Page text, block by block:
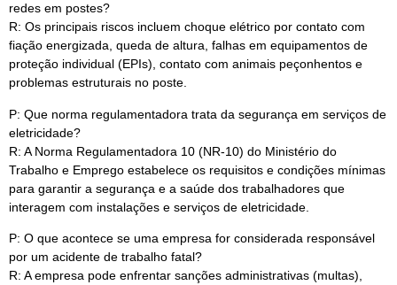
redes em postes?
R: Os principais riscos incluem choque elétrico por contato com
fiação energizada, queda de altura, falhas em equipamentos de
proteção individual (EPIs), contato com animais peçonhentos e
problemas estruturais no poste.
P: Que norma regulamentadora trata da segurança em serviços de
eletricidade?
R: A Norma Regulamentadora 10 (NR-10) do Ministério do
Trabalho e Emprego estabelece os requisitos e condições mínimas
para garantir a segurança e a saúde dos trabalhadores que
interagem com instalações e serviços de eletricidade.
P: O que acontece se uma empresa for considerada responsável
por um acidente de trabalho fatal?
R: A empresa pode enfrentar sanções administrativas (multas),